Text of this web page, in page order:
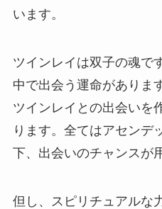
います。
ツインレイは双子の魂で
中で出会う運命がありま
ツインレイとの出会いを
ります。全てはアセンデ
下、出会いのチャンスが
但し、スピリチュアルな